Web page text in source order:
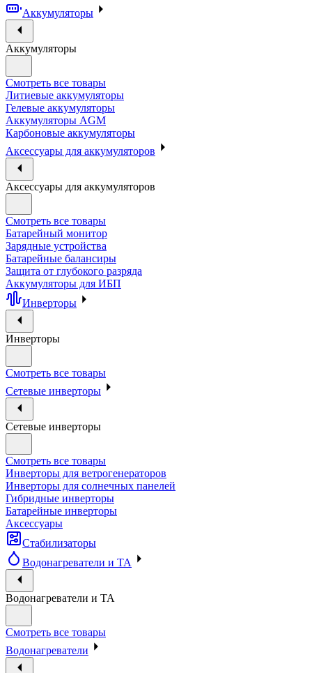
Аккумуляторы
Аккумуляторы
Смотреть все товары
Литиевые аккумуляторы
Гелевые аккумуляторы
Аккумуляторы AGM
Карбоновые аккумуляторы
Аксессуары для аккумуляторов
Аксессуары для аккумуляторов
Смотреть все товары
Батарейный монитор
Зарядные устройства
Батарейные балансиры
Защита от глубокого разряда
Аккумуляторы для ИБП
Инверторы
Инверторы
Смотреть все товары
Сетевые инверторы
Сетевые инверторы
Смотреть все товары
Инверторы для ветрогенераторов
Инверторы для солнечных панелей
Гибридные инверторы
Батарейные инверторы
Аксессуары
Стабилизаторы
Водонагреватели и ТА
Водонагреватели и ТА
Смотреть все товары
Водонагреватели